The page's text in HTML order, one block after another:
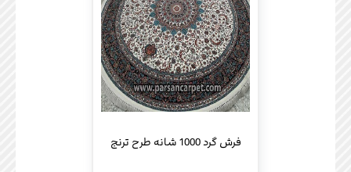
فرش گرد 1000 شانه طرح ترنج